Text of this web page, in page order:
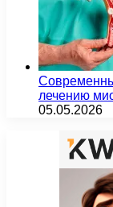
лечению
05.05.2026